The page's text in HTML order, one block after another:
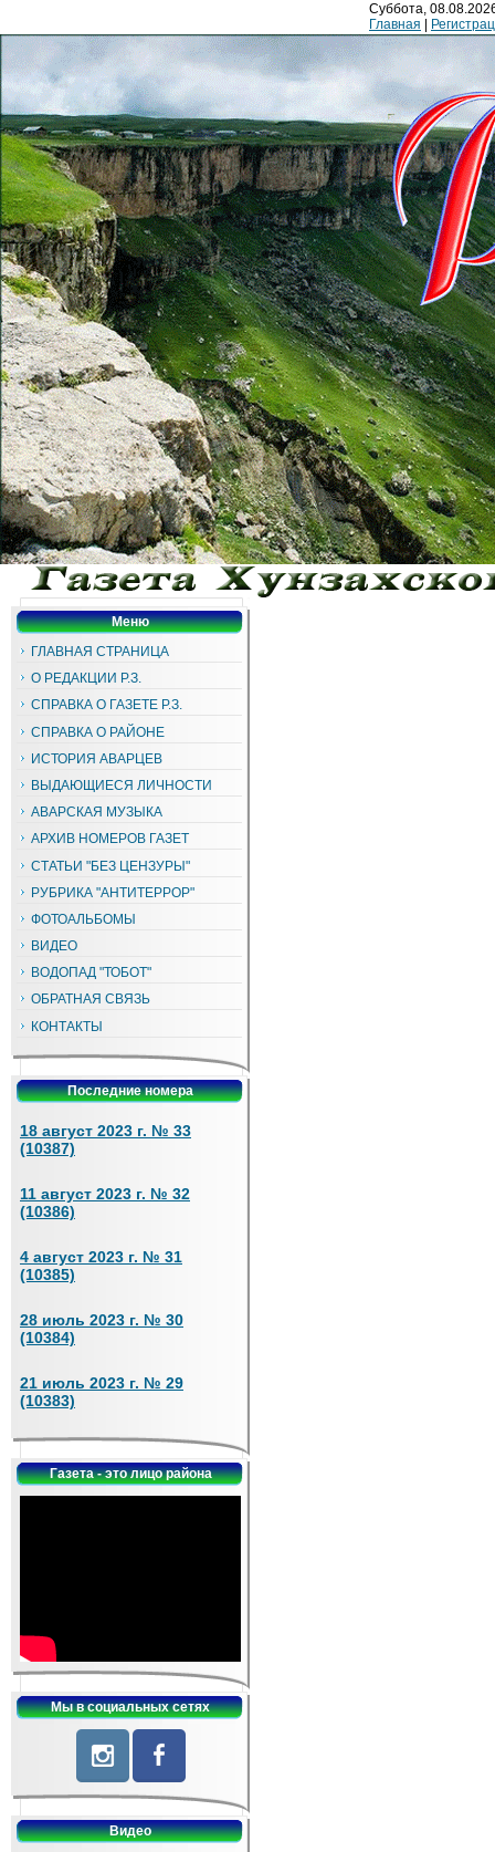
Суббота,
Главная
Меню
ГЛАВНАЯ СТРАНИЦА
О РЕДАКЦИИ Р.З.
СПРАВКА О ГАЗЕТЕ Р.З.
СПРАВКА О РАЙОНЕ
ИСТОРИЯ АВАРЦЕВ
ВЫДАЮЩИЕСЯ ЛИЧНОСТИ
АВАРСКАЯ МУЗЫКА
АРХИВ НОМЕРОВ ГАЗЕТ
СТАТЬИ "БЕЗ ЦЕНЗУРЫ"
РУБРИКА "АНТИТЕРРОР"
ФОТОАЛЬБОМЫ
ВИДЕО
ВОДОПАД "ТОБОТ"
ОБРАТНАЯ СВЯЗЬ
КОНТАКТЫ
Последние номера
18 август 2023 г. № 33
(10387)
11 август 2023 г. № 32
(10386)
4 август 2023 г. № 31
(10385)
28 июль 2023 г. № 30
(10384)
21 июль 2023 г. № 29
(10383)
Газета - это лицо района
Мы в социальных сетях
Видео